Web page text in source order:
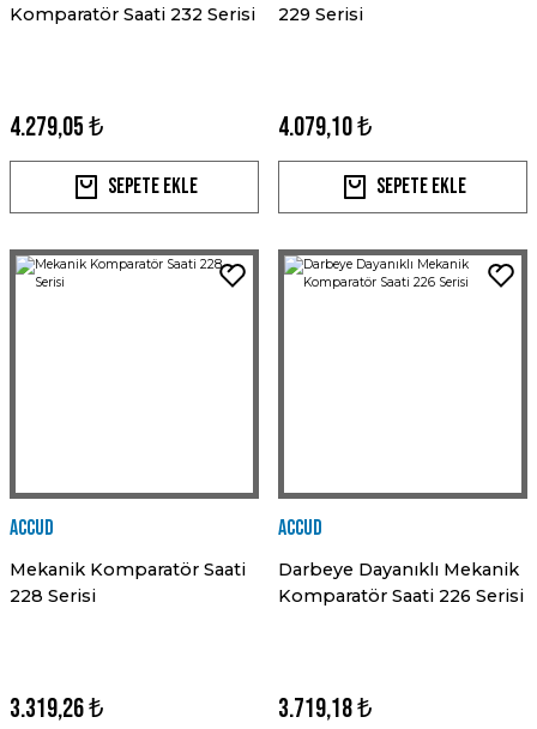
Komparatör Saati 232 Serisi
4.279,05 ₺
Sepete Ekle
229 Serisi
4.079,10 ₺
Sepete Ekle
Accud
Mekanik Komparatör Saati
228 Serisi
3.319,26 ₺
Accud
Darbeye Dayanıklı Mekanik
Komparatör Saati 226 Serisi
3.719,18 ₺